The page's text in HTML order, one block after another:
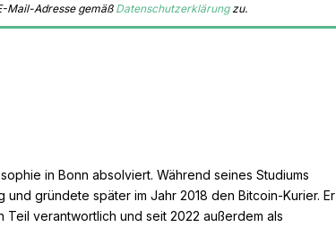
Mail-Adresse gemäß Datenschutzerklärungzu.
in Bonn absolviert. Während seines Studiums
gründete später im Jahr 2018 den Bitcoin-Kurier. Er
verantwortlich und seit 2022 außerdem als